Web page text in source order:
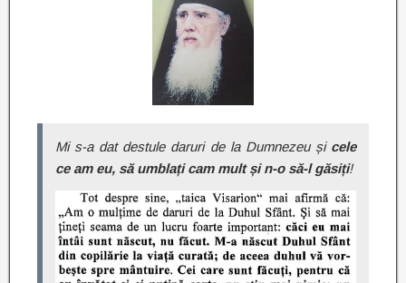
Mi s-a dat destule daruri de la Dumnezeu și cele
ce am eu, să umblați cam mult și n-o să-l găsiți!